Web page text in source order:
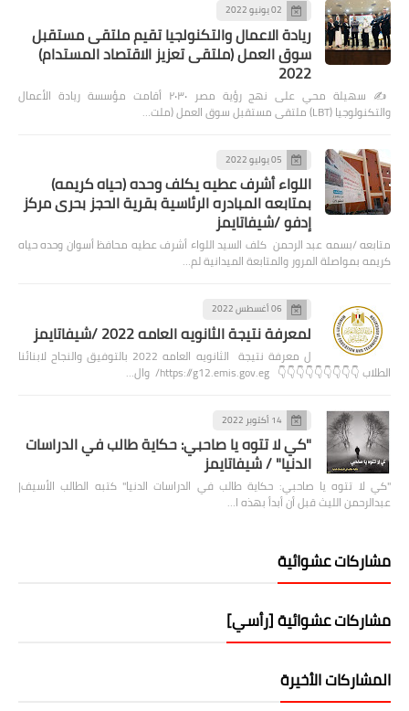
02 يونيو 2022
ريادة الاعمال والتكنولجيا تقيم ملتقى مستقبل
سوق العمل (ملتقى تعزيز الاقتصاد المستدام)
2022
✍️ سهيلة محي على نهج رؤية مصر ٢٠٣٠ أقامت مؤسسة ريادة الأعمال
والتكنولوجيا (LBT) ملتقى مستقبل سوق العمل (ملت…
05 يوليو 2022
اللواء أشرف عطيه يكلف وحده (حياه كريمه)
بمتابعه المبادره الرئاسية بقرية الحجز بحرى مركز
إدفو /شيفاتايمز
متابعه /بسمه عبد الرحمن كلف السيد اللواء أشرف عطيه محافظ أسوان وحده حياه
كريمه بمواصلة المرور والمتابعة الميدانية لم…
06 أغسطس 2022
لمعرفة نتيجة الثانويه العامه 2022 /شيفاتايمز
ل معرفة نتيجة الثانويه العامه 2022 بالتوفيق والنجاح لابنائنا
الطلاب 👇👇👇👇👇👇👇👇👇 https://g12.emis.gov.eg/ وال…
14 أكتوبر 2022
"كي لا تتوه يا صاحبي: حكاية طالب في الدراسات
الدنيا" / شيفاتايمز
"كي لا تتوه يا صاحبي: حكاية طالب في الدراسات الدنيا" كتبه الطالب الأسيف|
عبدالرحمن الليث قبل أن أبدأ بهذه ا…
مشاركات عشوائية
مشاركات عشوائية [رأسي]
المشاركات الأخيرة